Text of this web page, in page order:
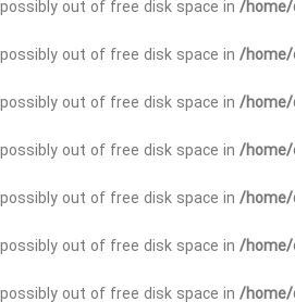
out of free disk space in /home/
out of free disk space in /home/
out of free disk space in /home/
out of free disk space in /home/
out of free disk space in /home/
out of free disk space in /home/
out of free disk space in /home/